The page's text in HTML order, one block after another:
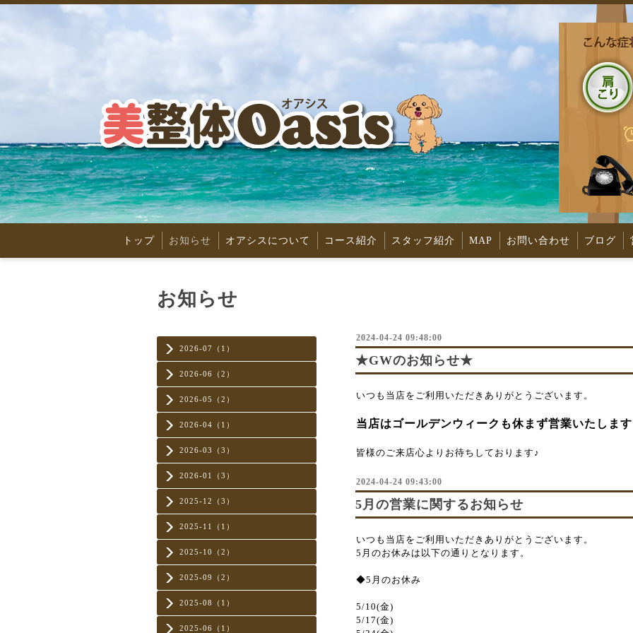
トップ お知らせ オアシスについて コース紹介 スタッフ紹介 MAP お問い合わせ ブログ
2026-07（1）
2026-06（2）
2026-05（2）
2026-04（1）
2026-03（3）
2026-01（3）
2025-12（3）
2025-11（1）
2025-10（2）
2025-09（2）
2025-08（1）
2025-06（1）
お知らせ
2024-04-24 09:48:00
★GWのお知らせ★
いつも当店をご利用いただきありがとうございます。
当店はゴールデンウィークも休まず営業いたしま
皆様のご来店心よりお待ちしております♪
2024-04-24 09:43:00
5月の営業に関するお知らせ
いつも当店をご利用いただきありがとうございます。
5月のお休みは以下の通りとなります。
◆5月のお休み
5/10(金)
5/17(金)